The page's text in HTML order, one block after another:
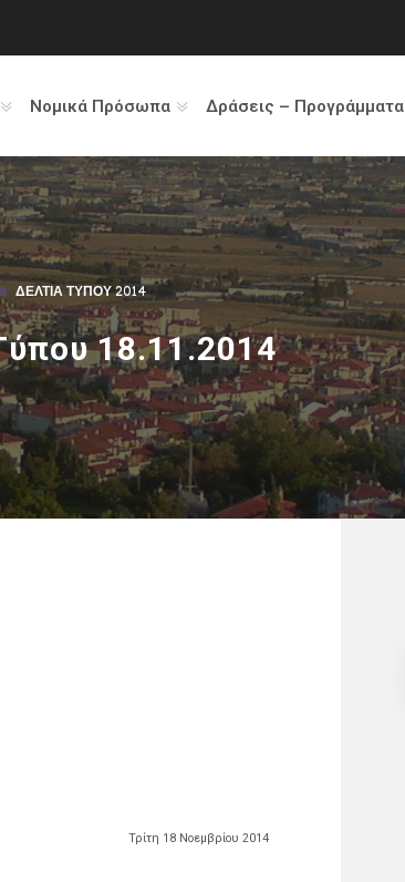
Νομικά Πρόσωπα Δράσεις – Προγράμματα
ΔΕΛΤΊΑ ΤΎΠΟΥ 2014
18.11.2014
Τρίτη 18 Νοεμβρίου 2014